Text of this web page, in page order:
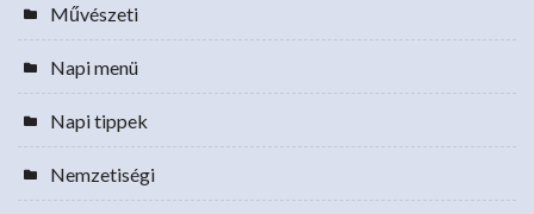
Művészeti
Napi menü
Napi tippek
Nemzetiségi